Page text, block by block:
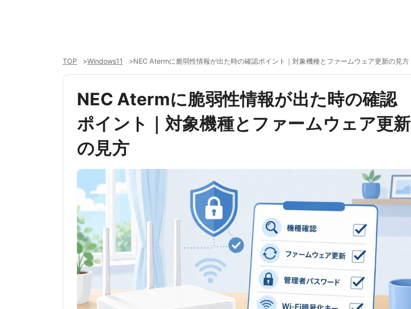
TOP Windows11 NEC Atermに脆弱性情報が出た時の確認ポイント｜対象機種とファームウェア更新の見方
NEC Atermに脆弱性情報が出た時の確認
ポイント｜対象機種とファームウェア更新
の見方